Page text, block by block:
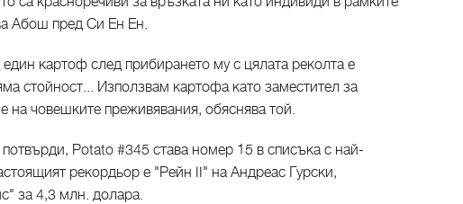
Абош пред Си Ен Ен.
картоф след прибирането му с цялата реколта е
стойност... Използвам картофа като заместител за
на човешките преживявания, обяснява той.
Potato #345 става номер 15 в списъка с най-
рекордьор е "Рейн II" на Андреас Гурски,
за 4,3 млн. долара.